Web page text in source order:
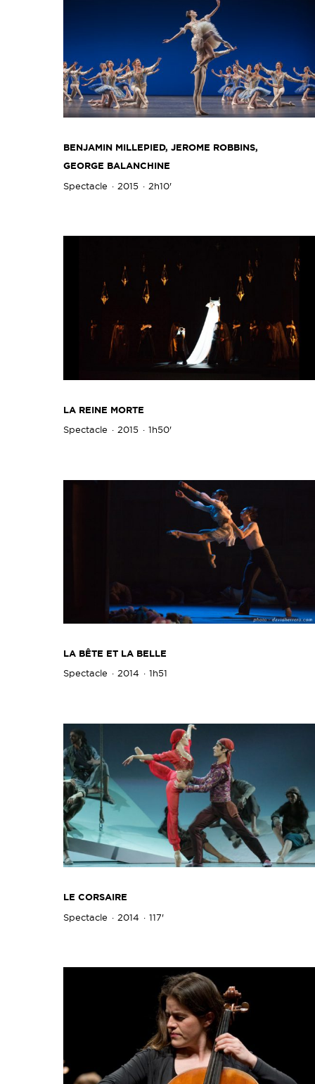
BENJAMIN MILLEPIED, JEROME ROBBINS,
GEORGE BALANCHINE
Spectacle 2015 2h10'
LA REINE MORTE
Spectacle 2015 1h50'
LA BÊTE ET LA BELLE
Spectacle 2014 1h51
LE CORSAIRE
Spectacle 2014 117'